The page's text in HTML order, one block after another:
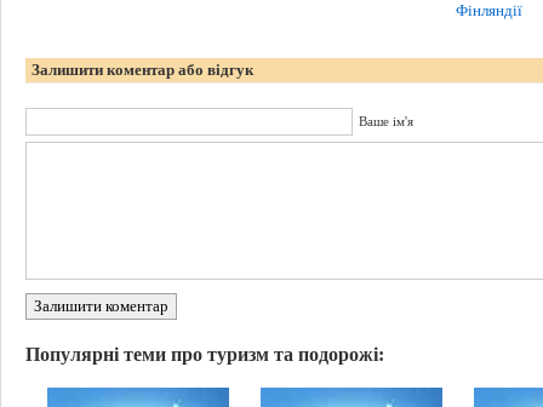
Фінляндії
Залишити коментар або відгук
Ваше ім'я
Залишити коментар
Популярні теми про туризм та подорожі: